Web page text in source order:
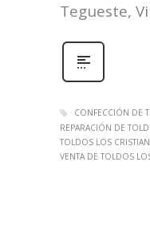
Tegueste,
CONFECCIÓN DE
REPARACIÓN DE
TOLDOS LOS
VENTA DE TOLDOS